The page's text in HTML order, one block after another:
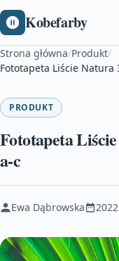
Kobefarby
Strona główna/Produkt/
Fototapeta Liście Natura
PRODUKT
Fototapeta
a-c
Ewa Dąbrowska